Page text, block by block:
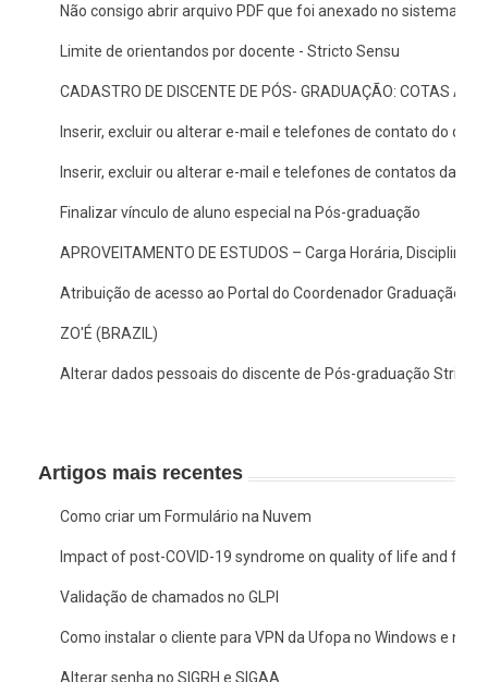
Não consigo abrir arquivo PDF que foi anexado no sistema, o
Limite de orientandos por docente - Stricto Sensu
CADASTRO DE DISCENTE DE PÓS- GRADUAÇÃO: COTAS AF E
Inserir, excluir ou alterar e-mail e telefones de contato do
Inserir, excluir ou alterar e-mail e telefones de contatos da
Finalizar vínculo de aluno especial na Pós-graduação
APROVEITAMENTO DE ESTUDOS – Carga Horária, Disciplina/
Atribuição de acesso ao Portal do Coordenador Graduação no
ZO'É (BRAZIL)
Alterar dados pessoais do discente de Pós-graduação Stricto
Artigos mais recentes
Como criar um Formulário na Nuvem
Impact of post-COVID-19 syndrome on quality of life and
Validação de chamados no GLPI
Como instalar o cliente para VPN da Ufopa no Windows e no
Alterar senha no SIGRH e SIGAA